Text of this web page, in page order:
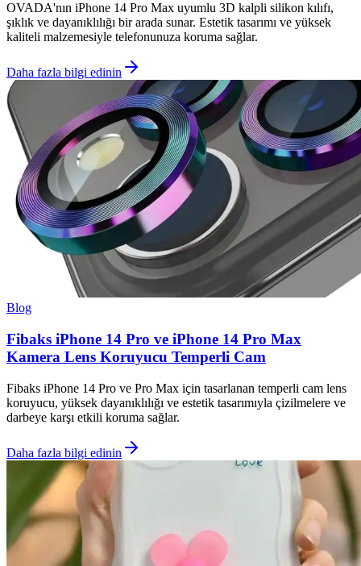
OVADA'nın iPhone 14 Pro Max uyumlu 3D kalpli silikon kılıfı,
şıklık ve dayanıklılığı bir arada sunar. Estetik tasarımı ve yüksek
kaliteli malzemesiyle telefonunuza koruma sağlar.
Daha fazla bilgi edinin
Blog
Fibaks iPhone 14 Pro ve iPhone 14 Pro Max
Kamera Lens Koruyucu Temperli Cam
Fibaks iPhone 14 Pro ve Pro Max için tasarlanan temperli cam lens
koruyucu, yüksek dayanıklılığı ve estetik tasarımıyla çizilmelere ve
darbeye karşı etkili koruma sağlar.
Daha fazla bilgi edinin